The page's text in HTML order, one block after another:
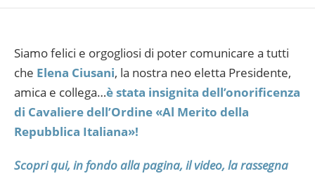
Siamo felici e orgogliosi di poter comunicare a tutti
che Elena Ciusani, la nostra neo eletta Presidente,
amica e collega…è stata insignita dell’onorificenza
di Cavaliere dell’Ordine «Al Merito della
Repubblica Italiana»!
Scopri qui, in fondo alla pagina, il video, la rassegna